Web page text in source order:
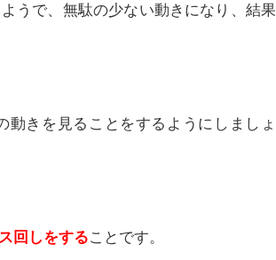
うで、無駄の少ない動きになり、結果
きを見ることをするようにしましょ
回しをすることです。